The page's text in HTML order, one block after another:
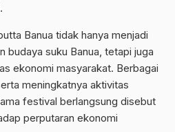
Banua tidak hanya menjadi
budaya suku Banua, tetapi juga
ekonomi masyarakat. Berbagai
meningkatnya aktivitas
festival berlangsung disebut
perputaran ekonomi